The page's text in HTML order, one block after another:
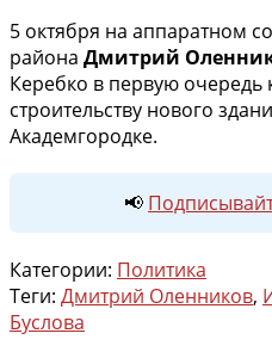
5 октября на аппаратном
района Дмитрий
Керебко в первую очередь
строительству нового
Академгородке.
📢
Категории: Политика
Теги: Дмитрий Оленников,
Буслова